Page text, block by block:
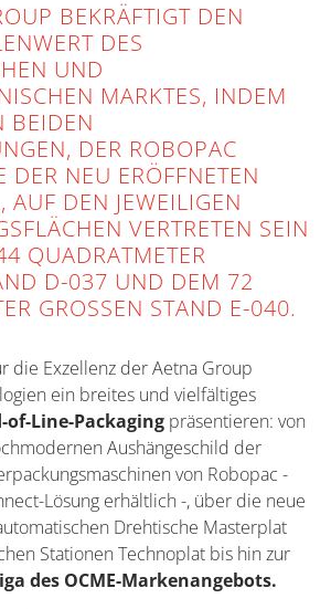
BEKRÄFTIGT DEN
DES
UND
MARKTES, INDEM
BEIDEN
DER ROBOPAC
DER NEU ERÖFFNETEN
AUF DEN JEWEILIGEN
VERTRETEN SEIN
QUADRATMETER
D-037 UND DEM 72 Q
GROSSEN STAND E-040.
die Exzellenz der Aetna Group
ein breites und vielfältiges
of-Line-Packaging präsentieren: von
Aushängeschild der
von Robopac -
Lösung erhältlich -, über die neue
Drehtische Masterplat
Stationen Technoplat bis hin zur
des OCME-Markenangebots.